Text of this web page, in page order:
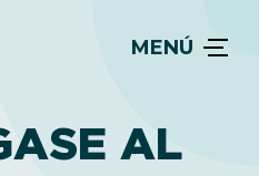
MENÚ
AL